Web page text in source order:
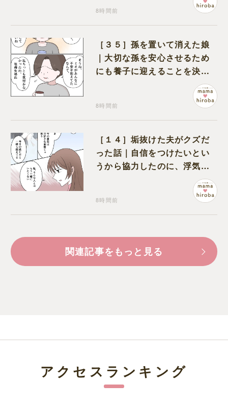
8時間前
［３５］孫を置いて消えた娘
｜大切な孫を安心させるため
にも養子に迎えることを決心
8時間前
［１４］垢抜けた夫がクズだ
った話｜自信をつけたいとい
うから協力したのに、浮気と
8時間前
関連記事をもっと見る
アクセスランキング